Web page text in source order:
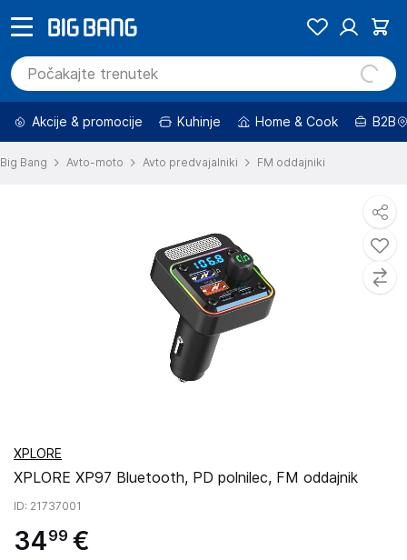
Akcije & promocije Kuhinje Home & Cook B2B
Big Bang Avto-moto Avto predvajalniki FM oddajniki
XPLORE
XPLORE XP97 Bluetooth, PD polnilec, FM oddajnik
ID: 21737001
3499 €